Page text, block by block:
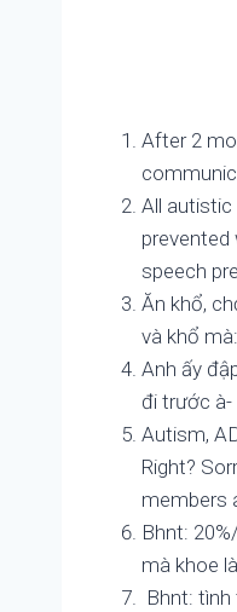
After 2
All autistic
prevented
speech
Ăn khổ,
và khổ
Anh ấy
đi trước
Autism,
Right?
members
Bhnt:
mà khoe
Bhnt: